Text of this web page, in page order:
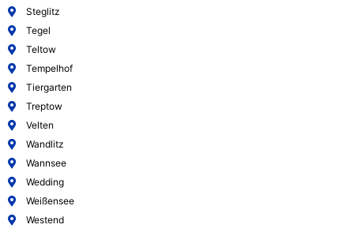
Steglitz
Tegel
Teltow
Tempelhof
Tiergarten
Treptow
Velten
Wandlitz
Wannsee
Wedding
Weißensee
Westend